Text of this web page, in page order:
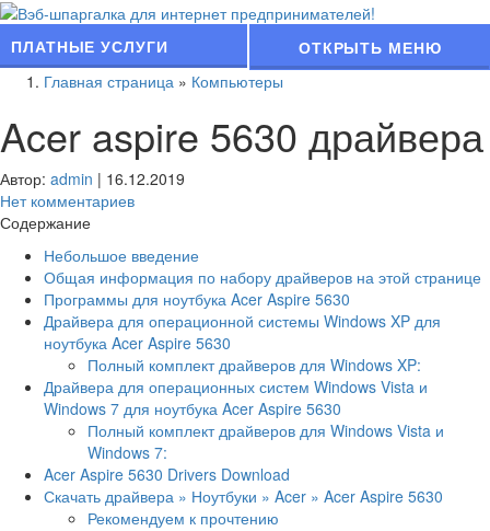
ОТКРЫТЬ МЕНЮ
ПЛАТНЫЕ УСЛУГИ
Главная страница » Компьютеры
Acer aspire 5630 драйвера
Автор: admin | 16.12.2019
Нет комментариев
Содержание
Небольшое введение
Общая информация по набору драйверов на этой странице
Программы для ноутбука Acer Aspire 5630
Драйвера для операционной системы Windows XP для
ноутбука Acer Aspire 5630
Полный комплект драйверов для Windows XP:
Драйвера для операционных систем Windows Vista и
Windows 7 для ноутбука Acer Aspire 5630
Полный комплект драйверов для Windows Vista и
Windows 7:
Acer Aspire 5630 Drivers Download
Скачать драйвера » Ноутбуки » Acer » Acer Aspire 5630
Рекомендуем к прочтению